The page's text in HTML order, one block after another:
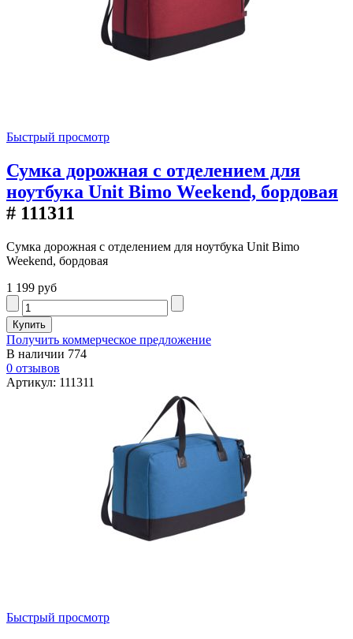
Быстрый просмотр
Сумка дорожная с отделением для
ноутбука Unit Bimo Weekend, бордовая
# 111311
Сумка дорожная с отделением для ноутбука Unit Bimo
Weekend, бордовая
1 199 руб
Получить коммерческое предложение
В наличии 774
0 отзывов
Артикул: 111311
Быстрый просмотр